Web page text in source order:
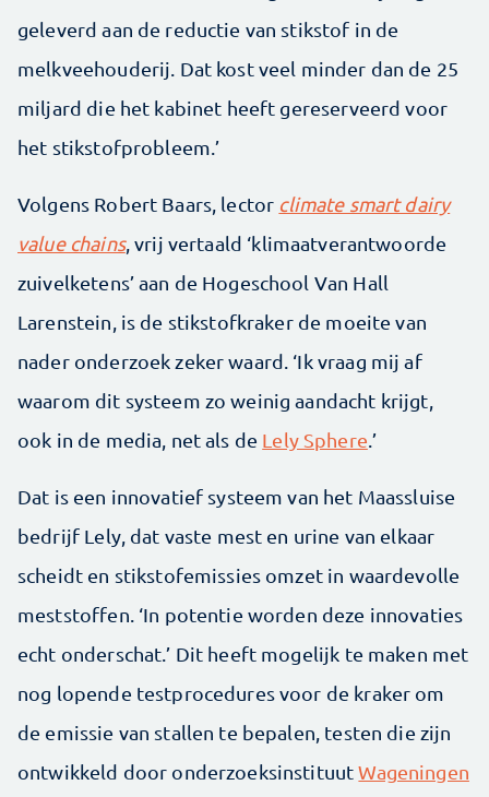
geleverd aan de reductie van stikstof in de
melkveehouderij. Dat kost veel minder dan de 25
miljard die het kabinet heeft gereserveerd voor
het stikstofprobleem.’
Volgens Robert Baars, lector climate smart dairy
value chains, vrij vertaald ‘klimaat­verantwoorde
zuivelketens’ aan de Hogeschool Van Hall
Larenstein, is de stikstofkraker de moeite van
nader onderzoek zeker waard. ‘Ik vraag mij af
waarom dit systeem zo weinig aandacht krijgt,
ook in de media, net als de Lely Sphere .’
Dat is een innovatief systeem van het Maassluise
bedrijf Lely, dat vaste mest en urine van elkaar
scheidt en stikstof­emissies omzet in waardevolle
meststoffen. ‘In potentie worden deze innovaties
echt onderschat.’ Dit heeft mogelijk te maken met
nog lopende testprocedures voor de kraker om
de emissie van stallen te bepalen, testen die zijn
ontwikkeld door onderzoeksinstituutWageningen